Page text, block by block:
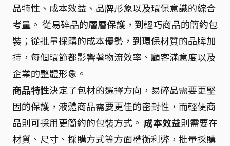
品特性、成本效益、品牌形象以及環保意識的綜合
考量。 從易碎品的層層保護，到輕巧商品的簡約包
裝；從批量採購的成本優勢，到環保材質的品牌加
持，每個環節都影響著物流效率、顧客滿意度以及
企業的整體形象。
商品特性決定了包材的選擇方向，易碎品需要更堅
固的保護，液體商品需要更佳的密封性，而輕便商
品則可採用更簡約的包裝方式。 成本效益則需要在
材質、尺寸、採購方式等方面權衡利弊，批量採購